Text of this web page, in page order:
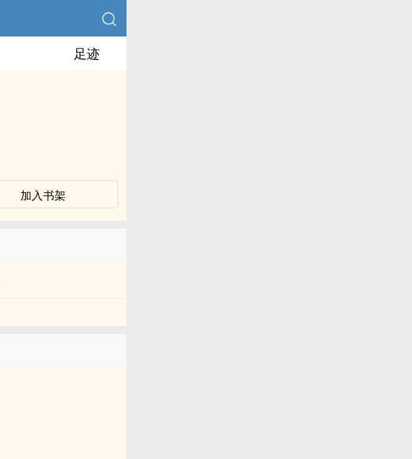
足迹
加入书架